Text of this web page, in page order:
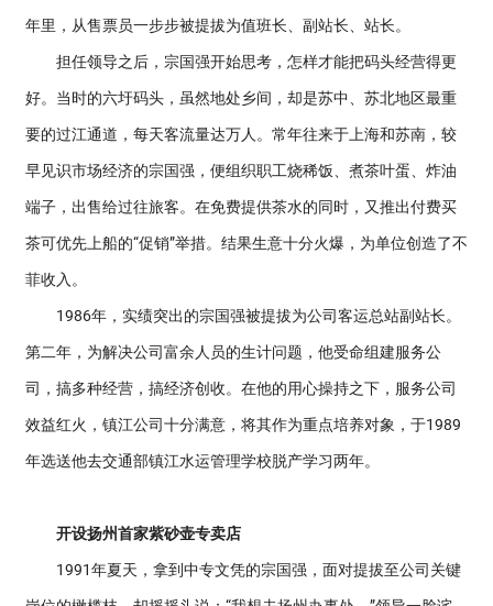
年里，从售票员一步步被提拔为值班长、副站长、站长。
担任领导之后，宗国强开始思考，怎样才能把码头经营得更
好。当时的六圩码头，虽然地处乡间，却是苏中、苏北地区最重
要的过江通道，每天客流量达万人。常年往来于上海和苏南，较
早见识市场经济的宗国强，便组织职工烧稀饭、煮茶叶蛋、炸油
端子，出售给过往旅客。在免费提供茶水的同时，又推出付费买
茶可优先上船的“促销”举措。结果生意十分火爆，为单位创造了不
菲收入。
1986年，实绩突出的宗国强被提拔为公司客运总站副站长。
第二年，为解决公司富余人员的生计问题，他受命组建服务公
司，搞多种经营，搞经济创收。在他的用心操持之下，服务公司
效益红火，镇江公司十分满意，将其作为重点培养对象，于1989
年选送他去交通部镇江水运管理学校脱产学习两年。
开设扬州首家紫砂壶专卖店
1991年夏天，拿到中专文凭的宗国强，面对提拔至公司关键